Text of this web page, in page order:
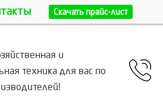
Скачать прайс-лист
и
техника для вас по